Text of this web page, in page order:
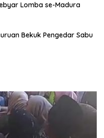
Vonis Kasus
Kuasa Hukum Nilai
Aktivis Dan Praktisi Hukum
OF JUSTICE